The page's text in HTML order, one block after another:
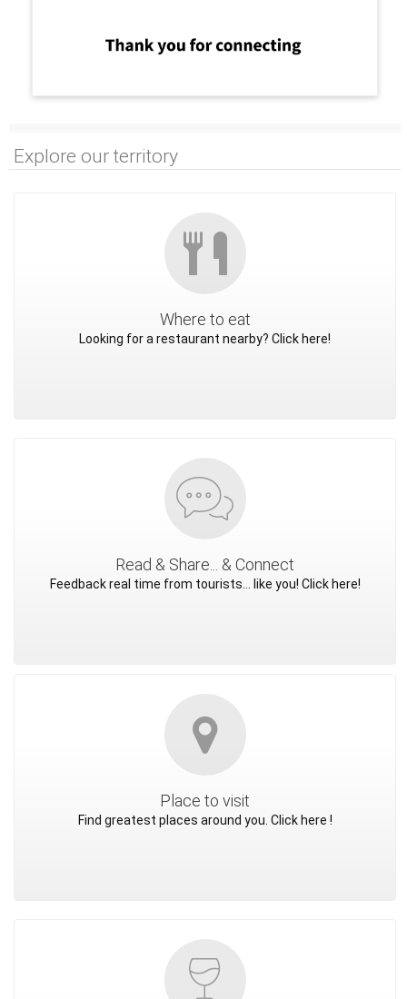
Explore our territory
Where to eat
Looking for a restaurant nearby? Click here!
Read & Share... & Connect
Feedback real time from tourists... like you! Click here!
Place to visit
Find greatest places around you. Click here !